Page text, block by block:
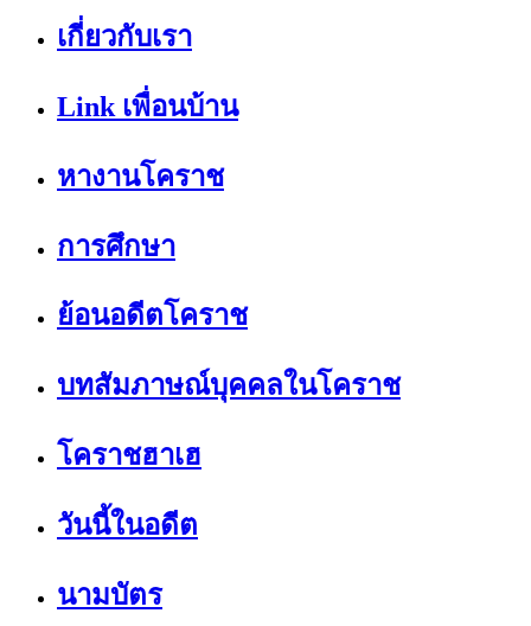
เกี่ยวกับเรา
Link เพื่อนบ้าน
หางานโคราช
การศึกษา
ย้อนอดีตโคราช
บทสัมภาษณ์บุคคลในโคราช
โคราชฮาเฮ
วันนี้ในอดีต
นามบัตร